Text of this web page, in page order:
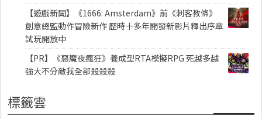
【遊戲新聞】《1666: Amsterdam》前《刺客教條》
創意總監動作冒險新作 歷時十多年開發新影片釋出序章
試玩開放中
【PR】《惡魔夜瘋狂》養成型RTA模擬RPG 死越多越
強大不分敵我全部殺殺殺
標籤雲